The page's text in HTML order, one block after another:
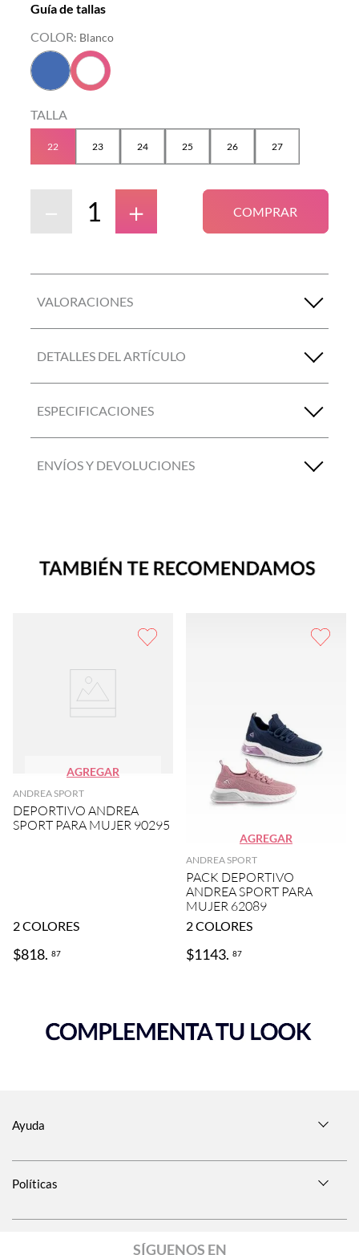
Guía de tallas
COLOR: Blanco
TALLA
22 23 24 25 26 27
＋
－ COMPRAR
VALORACIONES
DETALLES DEL ARTÍCULO
ESPECIFICACIONES
ENVÍOS Y DEVOLUCIONES
AGREGAR
ANDREA SPORT
DEPORTIVO ANDREA
SPORT PARA MUJER 90295
2COLORES
$818. 87
AGREGAR
ANDREA SPORT
PACK DEPORTIVO
ANDREA SPORT PARA
MUJER 62089
2COLORES
$1143. 87
Ayuda
Políticas
SÍGUENOS EN